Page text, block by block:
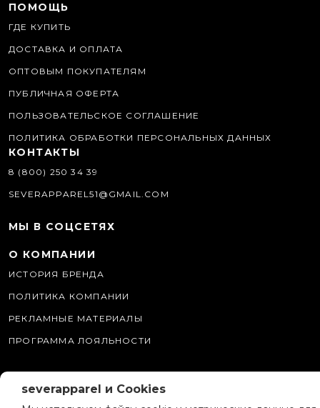
ПОМОЩЬ
ГДЕ КУПИТЬ
ДОСТАВКА И ОПЛАТА
ОПТОВЫМ ПОКУПАТЕЛЯМ
ПУБЛИЧНАЯ ОФЕРТА
ПОЛЬЗОВАТЕЛЬСКОЕ СОГЛАШЕНИЕ
ПОЛИТИКА ОБРАБОТКИ ПЕРСОНАЛЬНЫХ ДАННЫХ
КОНТАКТЫ
8 (800) 250 34 39
SEVERAPPAREL51@GMAIL.COM
МЫ В СОЦСЕТЯХ
О КОМПАНИИ
ИСТОРИЯ БРЕНДА
ПОЛИТИКА КОМПАНИИ
РЕКЛАМНЫЕ МАТЕРИАЛЫ
ПРОГРАММА ЛОЯЛЬНОСТИ
severapparel и Cookies